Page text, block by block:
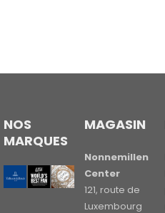
NOS
MARQUES
MAGASIN
Nonnemillen
Center
121, route de
Luxembourg